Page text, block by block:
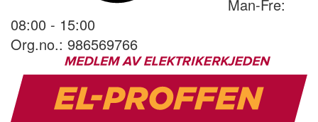
Man-Fre:
08:00 - 15:00
Org.no.: 986569766